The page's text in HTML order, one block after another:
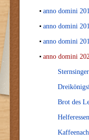
anno domini
anno domini
anno domini
anno domini
Sternsinger
Brot des
Helferessen